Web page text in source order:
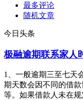
最多评论
随机文章
今日头条
极融逾期联系家人
1、一般逾期三至七天
期天数会因不同的借
等。如果借款人未在规